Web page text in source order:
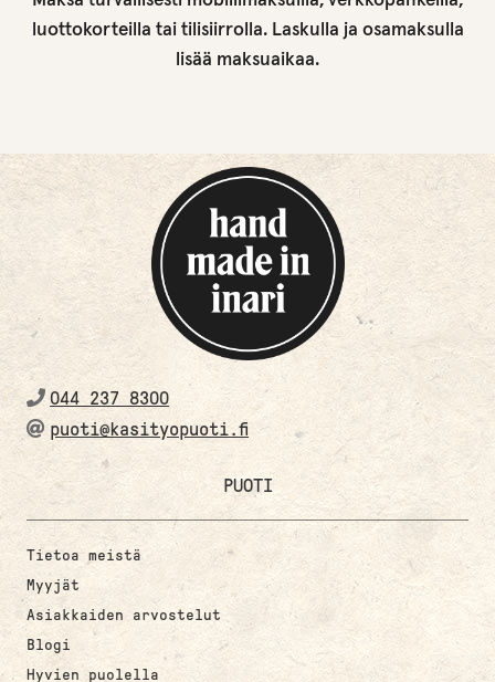
luottokorteilla tai tilisiirrolla. Laskulla ja osamaksulla
lisää maksuaikaa.
044 237 8300
puoti@kasityopuoti.fi
PUOTI
Tietoa meistä
Myyjät
Asiakkaiden arvostelut
Blogi
Hyvien puolella